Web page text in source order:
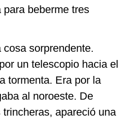
para beberme tres
sorprendente.
un telescopio hacia el
tormenta. Era por la
al noroeste. De
apareció una